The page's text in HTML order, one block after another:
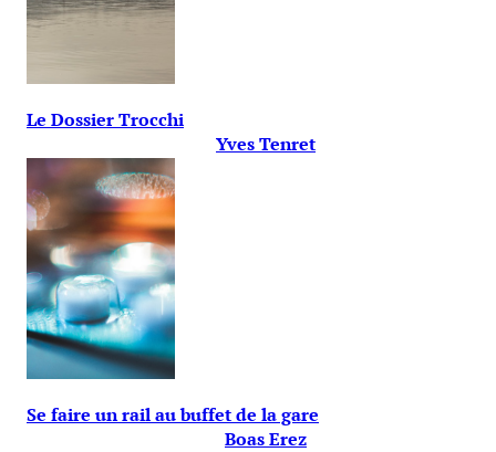
Le Dossier Trocchi
Yves Tenret
Se faire un rail au buffet de la gare
Boas Erez